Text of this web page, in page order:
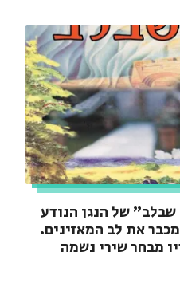
של הנגן הנודע
את לב המאזינים.
מבחר שירי נשמה